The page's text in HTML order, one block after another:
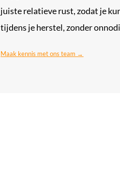
juiste relatieve rust, zodat je
tijdens je herstel, zonder
Maak kennis met ons team →